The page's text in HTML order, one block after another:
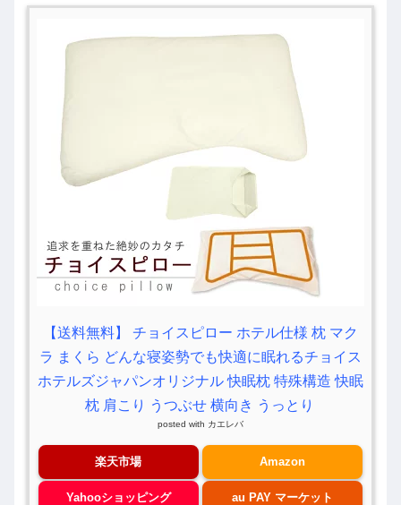
【送料無料】 チョイスピロー ホテル仕様 枕 マク
ラ まくら どんな寝姿勢でも快適に眠れるチョイス
ホテルズジャパンオリジナル 快眠枕 特殊構造 快眠
枕 肩こり うつぶせ 横向き うっとり
posted with カエレバ
楽天市場 Amazon
Yahooショッピング au PAY マーケット